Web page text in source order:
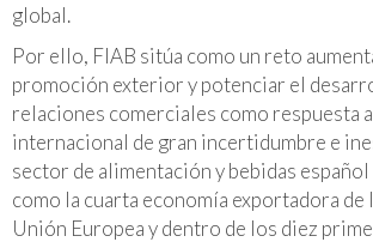
global.
Por ello, FIAB sitúa como un reto
promoción exterior y potenciar el
relaciones comerciales como respuesta
internacional de gran incertidumbre e
sector de alimentación y bebidas
como la cuarta economía exportadora de
Unión Europea y dentro de los diez